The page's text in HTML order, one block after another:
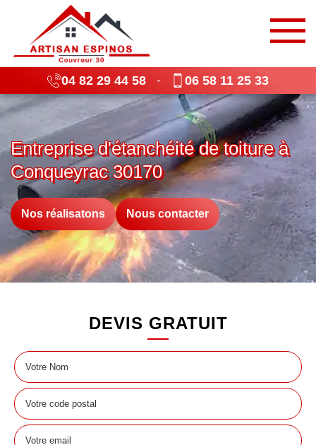
04 82 29 44 58 - 06 58 11 25 33
Entreprise d'étanchéité de toiture à
Conqueyrac 30170
Nos réalisatons Nous contacter
DEVIS GRATUIT